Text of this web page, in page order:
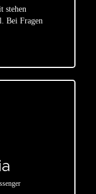
stehen
Bei Fragen